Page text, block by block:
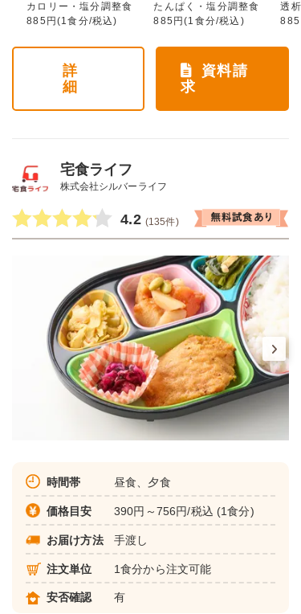
カロリー・塩分調整食
885円(1食分/税込)
たんぱく・塩分調整食
885円(1食分/税込)
透析
詳
細
資料請
求
宅食ライフ
株式会社シルバーライフ
4.2 (135件)
時間帯 昼食、夕食
価格目安 390円～756円/税込 (1食分)
お届け方法 手渡し
注文単位 1食分から注文可能
安否確認 有